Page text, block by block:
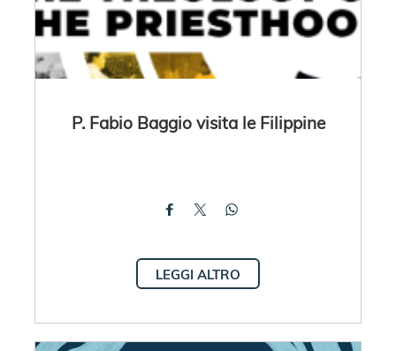
P. Fabio Baggio visita le Filippine
LEGGI ALTRO